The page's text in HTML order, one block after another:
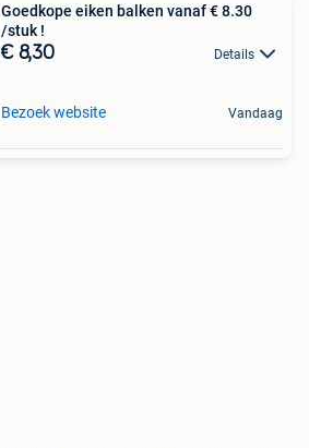
Goedkope eiken balken vanaf € 8.30
/stuk !
€ 8,30 Details
Bezoek website Vandaag